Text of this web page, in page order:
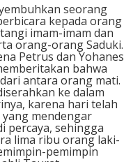
seorang
kepada orang
imam-imam dan
orang-orang Saduki.
Petrus dan Yohanes
bahwa
antara orang mati.
ke dalam
karena hari telah
mendengar
percaya, sehingga
lima ribu orang laki-
pemimpin